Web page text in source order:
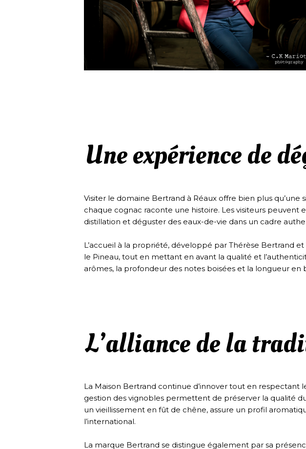
Une expérience de
Visiter le domaine Bertrand à Réaux offre bien plus
chaque cognac raconte une histoire. Les visiteurs
distillation et déguster des eaux-de-vie dans un cadre
L’accueil à la propriété, développé par Thérèse Bertrand
le Pineau, tout en mettant en avant la qualité et
arômes, la profondeur des notes boisées et la longueur en
L’alliance de la
La Maison Bertrand continue d’innover tout en
gestion des vignobles permettent de préserver la qualité
un vieillissement en fût de chêne, assure un profil
l’international.
La marque Bertrand se distingue également par sa